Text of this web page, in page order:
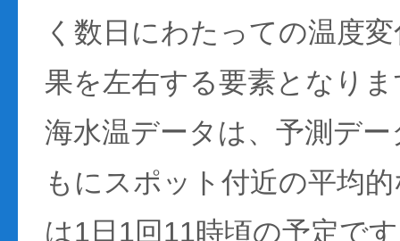
く数日にわたっての温度
果を左右する要素となり
海水温データは、予測デ
もにスポット付近の平均
は1日1回11時頃の予定で